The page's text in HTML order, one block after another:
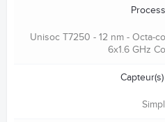
Unisoc T7250 - 12 nm - Octa-
6x1.6 GHz